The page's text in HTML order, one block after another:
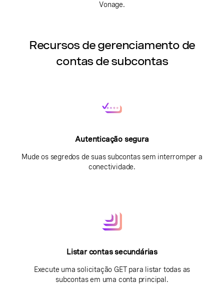
Vonage.
Recursos de gerenciamento de
contas de subcontas
Autenticação segura
Mude os segredos de suas subcontas sem interromper a
conectividade.
Listar contas secundárias
Execute uma solicitação GET para listar todas as
subcontas em uma conta principal.